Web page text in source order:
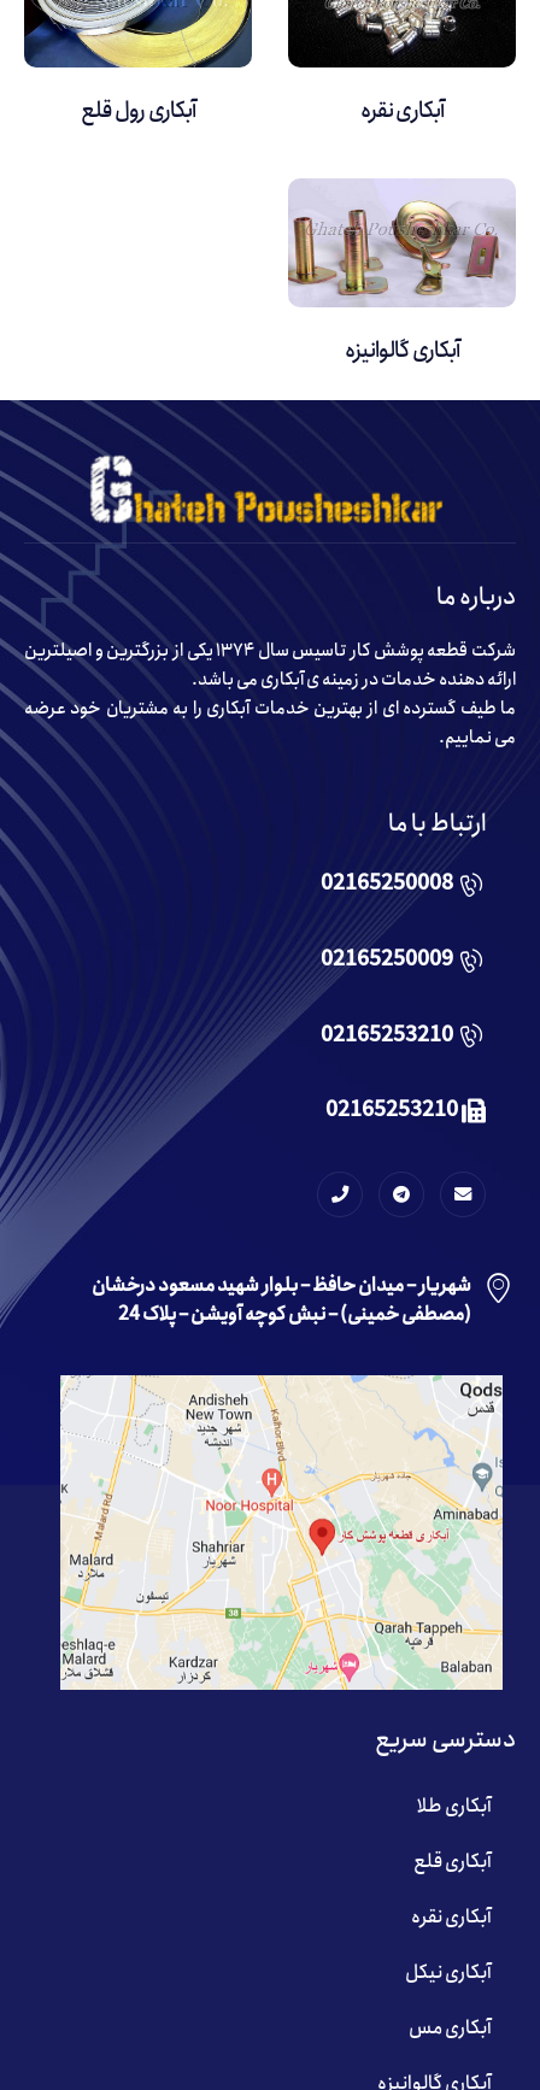
آبکاری نقره آبکاری رول قلع
آبکاری گالوانیزه
درباره ما
شرکت قطعه پوشش کار تاسیس سال ۱۳۷۴ یکی از بزرگترین و اصیلترین
ارائه دهنده خدمات در زمینه ی آبکاری می باشد.
ما طیف گسترده ای از بهترین خدمات آبکاری را به مشتریان خود عرضه
می نماییم.
ارتباط با ما
02165250008
02165250009
02165253210
02165253210
شهریار – میدان حافظ – بلوار شهید مسعود درخشان
(مصطفی خمینی) – نبش کوچه آویشن – پلاک 24
دسترسی سریع
آبکاری طلا
آبکاری قلع
آبکاری نقره
آبکاری نیکل
آبکاری مس
آبکاری گالوانیزه